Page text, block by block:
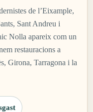
de l’Eixample,
Sant Andreu i
Nolla apareix com un
restauracions a
Girona, Tarragona i la